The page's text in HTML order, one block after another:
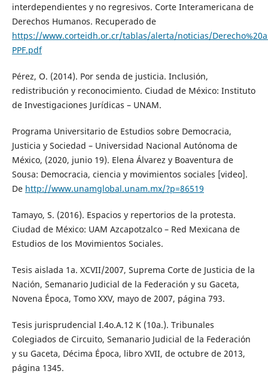
interdependientes y no regresivos. Corte Interamericana de
Derechos Humanos. Recuperado de
https://www.corteidh.or.cr/tablas/alerta/noticias/
PPF.pdf
Pérez, O. (2014). Por senda de justicia. Inclusión,
redistribución y reconocimiento. Ciudad de México: Instituto
de Investigaciones Jurídicas – UNAM.
Programa Universitario de Estudios sobre Democracia,
Justicia y Sociedad – Universidad Nacional Autónoma de
México, (2020, junio 19). Elena Álvarez y Boaventura de
Sousa: Democracia, ciencia y movimientos sociales [video].
De http://www.unamglobal.unam.mx/?p=86519
Tamayo, S. (2016). Espacios y repertorios de la protesta.
Ciudad de México: UAM Azcapotzalco – Red Mexicana de
Estudios de los Movimientos Sociales.
Tesis aislada 1a. XCVII/2007, Suprema Corte de Justicia de la
Nación, Semanario Judicial de la Federación y su Gaceta,
Novena Época, Tomo XXV, mayo de 2007, página 793.
Tesis jurisprudencial I.4o.A.12 K (10a.). Tribunales
Colegiados de Circuito, Semanario Judicial de la Federación
y su Gaceta, Décima Época, libro XVII, de octubre de 2013,
página 1345.